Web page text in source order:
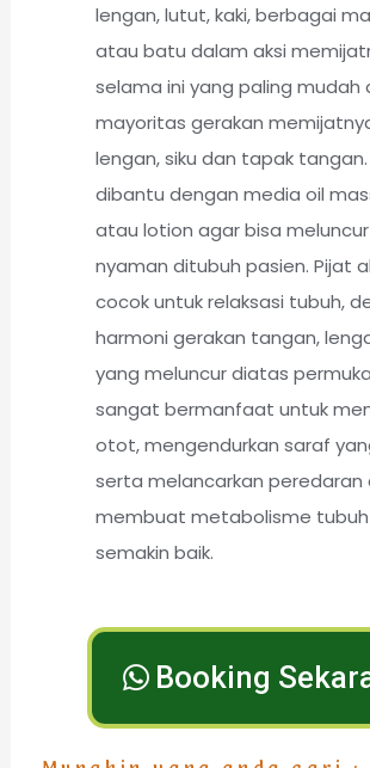
lengan, lutut, kaki, berbagai
atau batu dalam aksi
selama ini yang paling mudah
mayoritas gerakan
lengan, siku dan tapak
dibantu dengan media oil
atau lotion agar bisa
nyaman ditubuh pasien. Pijat
cocok untuk relaksasi tubuh,
harmoni gerakan tangan,
yang meluncur diatas
sangat bermanfaat untuk
otot, mengendurkan saraf
serta melancarkan peredaran
membuat metabolisme tubuh
semakin baik.
Booking